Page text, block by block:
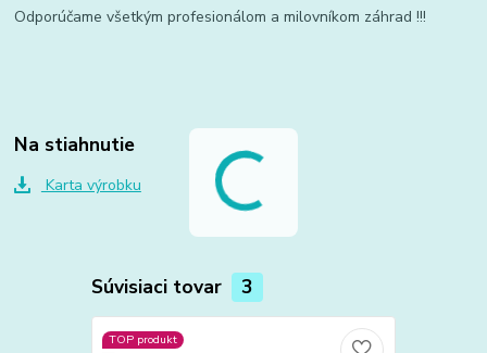
Odporúčame všetkým profesionálom a milovníkom záhrad !!!
Na stiahnutie
Karta výrobku
Súvisiaci tovar 3
TOP produkt